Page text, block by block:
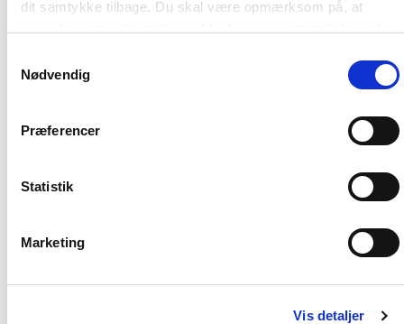
dit samtykke tilbage. Du skal være opmærksom på, at
Nødvendig
Præferencer
Statistik
Marketing
Vis detaljer
Af samme forfatter